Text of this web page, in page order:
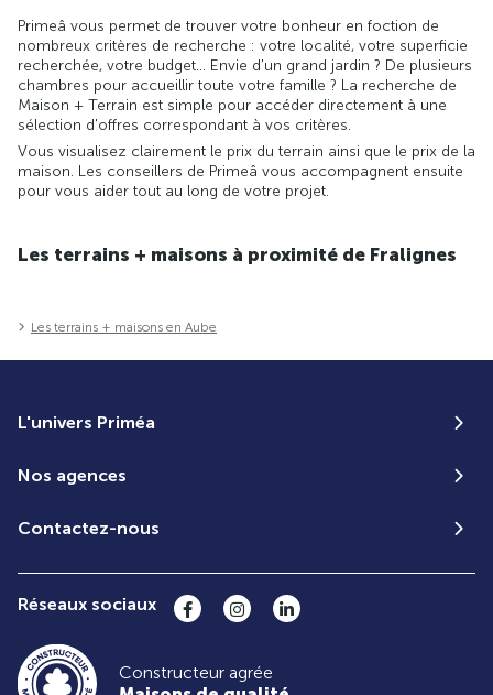
Primeâ vous permet de trouver votre bonheur en foction de
nombreux critères de recherche : votre localité, votre superficie
recherchée, votre budget... Envie d'un grand jardin ? De plusieurs
chambres pour accueillir toute votre famille ? La recherche de
Maison + Terrain est simple pour accéder directement à une
sélection d'offres correspondant à vos critères.
Vous visualisez clairement le prix du terrain ainsi que le prix de la
maison. Les conseillers de Primeâ vous accompagnent ensuite
pour vous aider tout au long de votre projet.
Les terrains + maisons à proximité de Fralignes
Les terrains + maisons en Aube
L'univers Priméa
Nos agences
Contactez-nous
Réseaux sociaux
Constructeur agrée